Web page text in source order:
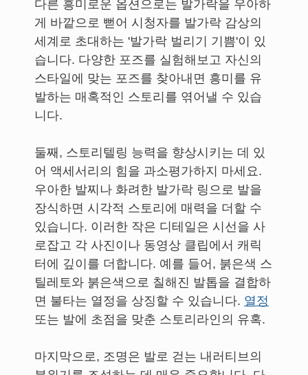
다른 흥미로운 옵션으로는 발가락을 우아하
게 바깥으로 뻗어 시청자를 발가락 감상의
세계로 초대하는 '발가락 벌리기 기쁨'이 있
습니다. 다양한 포즈를 실험해보고 자신의
스타일에 맞는 포즈를 찾아내면 흥미를 유
발하는 매혹적인 스토리를 엮어낼 수 있습
니다.
둘째, 스토리텔링 능력을 향상시키는 데 있
어 액세서리의 힘을 과소평가하지 마세요.
우아한 발찌나 화려한 발가락 링으로 발을
장식하면 시각적 스토리에 매력을 더할 수
있습니다. 이러한 작은 디테일은 시선을 사
로잡고 각 사진이나 동영상 클립에서 캐릭
터에 깊이를 더합니다. 예를 들어, 붉은색 스
틸레토와 붉은색으로 칠해진 발톱을 결합하
면 불타는 열정을 상징할 수 있습니다. 열정
또는 발에 초점을 맞춘 스토리라인의 유혹.
마지막으로, 조명은 발로 걷는 내러티브의